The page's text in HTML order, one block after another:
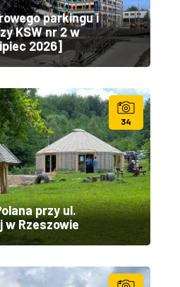
parkingu i
KSW nr 2 w
2026]
34
przy ul.
w Rzeszowie